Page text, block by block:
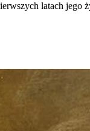
latach jego